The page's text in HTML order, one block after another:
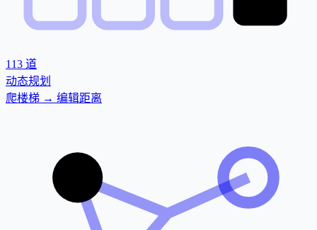
113 道
动态规划
爬楼梯 → 编辑距离